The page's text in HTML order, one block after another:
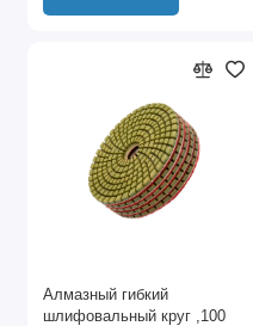
Алмазный гибкий
шлифовальный круг ,100